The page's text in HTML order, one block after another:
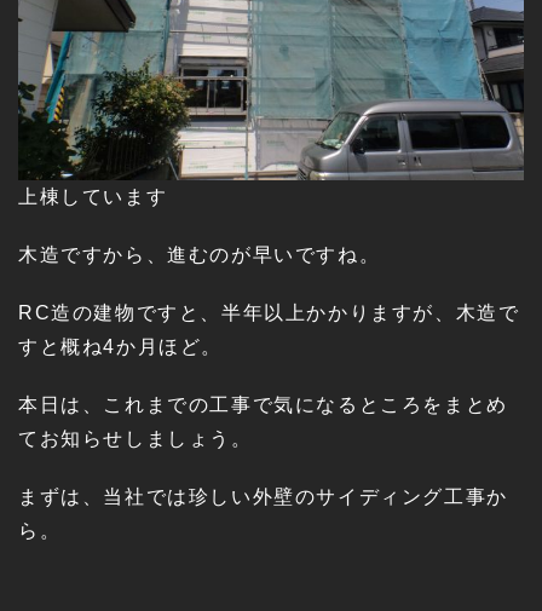
上棟しています
木造ですから、進むのが早いですね。
RC造の建物ですと、半年以上かかりますが、木造で
すと概ね4か月ほど。
本日は、これまでの工事で気になるところをまとめ
てお知らせしましょう。
まずは、当社では珍しい外壁のサイディング工事か
ら。